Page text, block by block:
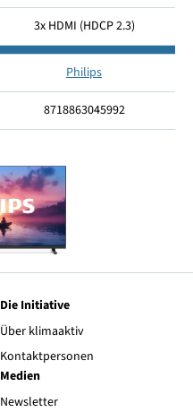
3x HDMI (HDCP 2.3)
Philips
8718863045992
Die Initiative
Über klimaaktiv
Kontaktpersonen
Medien
Newsletter